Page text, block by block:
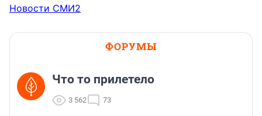
Новости СМИ2
ФОРУМЫ
Что то прилетело
3 562 73